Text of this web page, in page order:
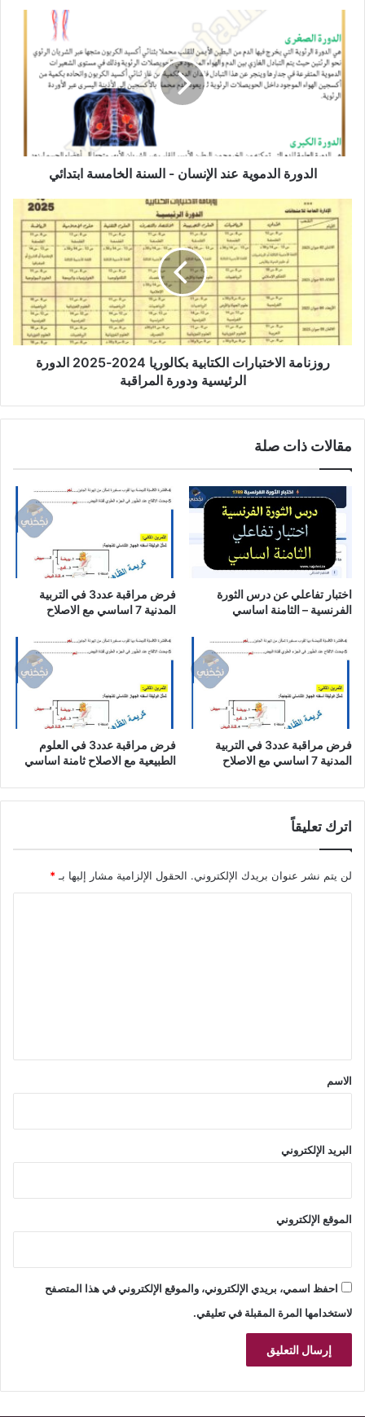
الدموية
عند
الإنسان
السنة
ابتدائي
الدورة الدموية عند الإنسان - السنة الخامسة ابتدائي
روزنامة
الاختبارات
2024-
2025
الدورة
الرئيسية
ودورة
المراقبة
روزنامة الاختبارات الكتابية بكالوريا 2024-2025 الدورة
الرئيسية ودورة المراقبة
مقالات ذات صلة
اختبار تفاعلي عن درس الثورة
الفرنسية – الثامنة اساسي
فرض مراقبة عدد3 في التربية
المدنية 7 اساسي مع الاصلاح
فرض مراقبة عدد3 في التربية
المدنية 7 اساسي مع الاصلاح
فرض مراقبة عدد3 في العلوم
الطبيعية مع الاصلاح ثامنة اساسي
اترك تعليقاً
لن يتم نشر عنوان بريدك الإلكتروني. الحقول الإلزامية مشار إليها بـ *
*
الاسم
البريد الإلكتروني
الموقع الإلكتروني
احفظ اسمي، بريدي الإلكتروني، والموقع الإلكتروني في هذا المتصفح
لاستخدامها المرة المقبلة في تعليقي.